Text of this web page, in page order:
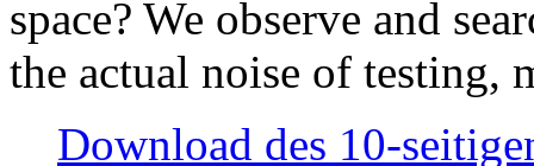
space? We observe and
the actual noise of testing,
Download des 10-